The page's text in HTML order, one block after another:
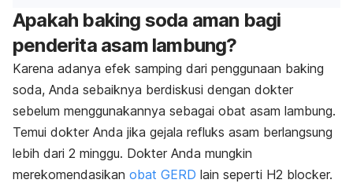
Apakah baking soda aman bagi
penderita asam lambung?
Karena adanya efek samping dari penggunaan baking
soda, Anda sebaiknya berdiskusi dengan dokter
sebelum menggunakannya sebagai obat asam lambung.
Temui dokter Anda jika gejala refluks asam berlangsung
lebih dari 2 minggu. Dokter Anda mungkin
merekomendasikan obat GERD lain seperti H2 blocker.